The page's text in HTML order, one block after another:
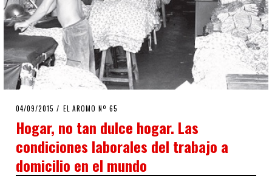
POSTED
04/09/2015 EL AROMO Nº 65
Hogar, no tan dulce hogar. Las
condiciones laborales del trabajo a
domicilio en el mundo